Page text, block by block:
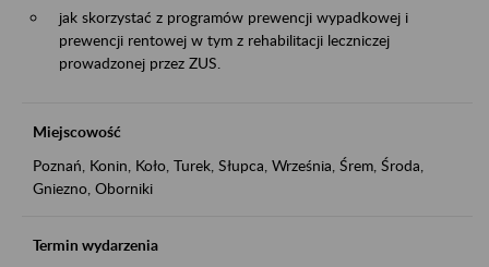
jak skorzystać z programów prewencji wypadkowej i
prewencji rentowej w tym z rehabilitacji leczniczej
prowadzonej przez ZUS.
Miejscowość
Poznań, Konin, Koło, Turek, Słupca, Września, Śrem, Środa,
Gniezno, Oborniki
Termin wydarzenia